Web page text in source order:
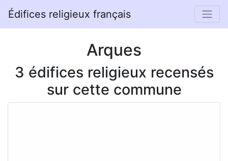
Édifices religieux français
Arques
3 édifices religieux recensés
sur cette commune